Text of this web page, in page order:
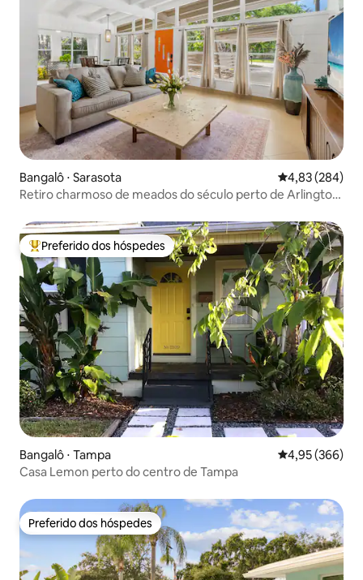
Bangalô ⋅ Sarasota 4,83 de uma
4,83 (284)
Retiro charmoso de meados do século perto de Arlington
Entre os melhores preferidos dos hóspedes
Preferido dos hóspedes
Bangalô ⋅ Tampa 4,95 de uma
4,95 (366)
Casa Lemon perto do centro de Tampa
Preferido dos hóspedes
Preferido dos hóspedes